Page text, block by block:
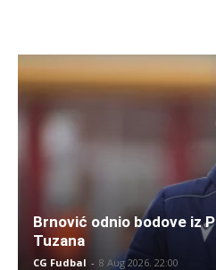
Brnović odnio bodove iz
Tuzana
CG Fudbal - 8 Aug 2026. 22:00